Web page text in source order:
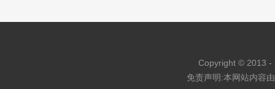
Copyright © 2013 -
免责声明:本网站内容